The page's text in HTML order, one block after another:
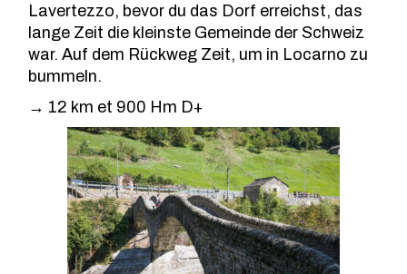
Lavertezzo, bevor du das Dorf erreichst, das
lange Zeit die kleinste Gemeinde der Schweiz
war. Auf dem Rückweg Zeit, um in Locarno zu
bummeln.
→ 12 km et 900 Hm D+